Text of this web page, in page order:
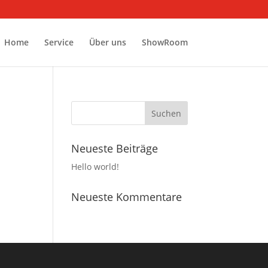
Home Service Über uns ShowRoom
Neueste Beiträge
Hello world!
Neueste Kommentare